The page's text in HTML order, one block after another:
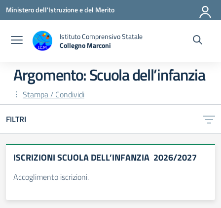
Vai ai contenuti
Vai al menu di navigazione
Vai al footer
Ministero dell'Istruzione e del Merito
Istituto Comprensivo Statale
Collegno Marconi
Argomento: Scuola dell’infanzia
Stampa / Condividi
FILTRI
ISCRIZIONI SCUOLA DELL’INFANZIA 2026/2027
Accoglimento iscrizioni.